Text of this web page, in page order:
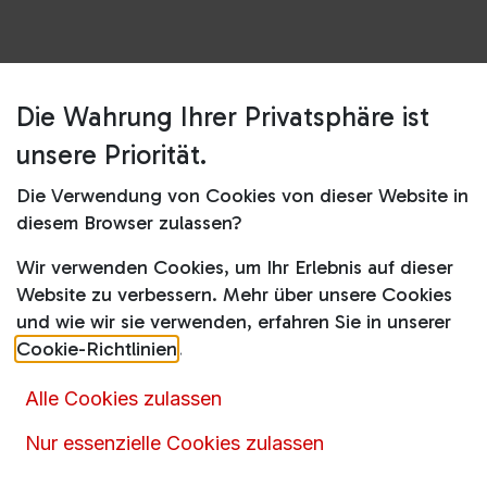
Shop HZ438201
HZ438201
Gaschler-Preis
Momentan können wir keinen Preis für diesen
Artikel anzeigen.
Rufen Sie uns an oder senden Sie uns eine
Nachricht über das
Die Wahrung Ihrer Privatsphäre ist
unsere Priorität.
Die Verwendung von Cookies von dieser Website in
diesem Browser zulassen?
Wir verwenden Cookies, um Ihr Erlebnis auf dieser
Website zu verbessern. Mehr über unsere Cookies
und wie wir sie verwenden, erfahren Sie in unserer
Cookie-Richtlinien.
Alle Cookies zulassen
Nur essenzielle Cookies zulassen